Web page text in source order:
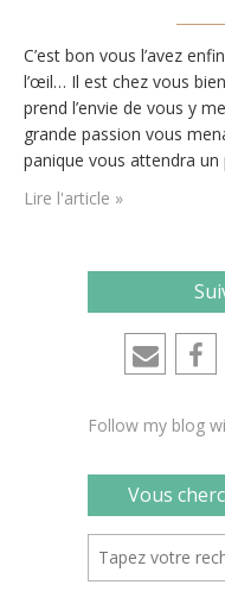
C’est bon vous l’avez
l’œil… Il est chez vous
prend l’envie de vous y
grande passion vous
panique vous attendra un
que ça commence à être…
Lire l'article »
Follow my blog
Vous